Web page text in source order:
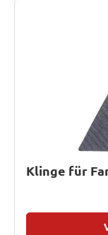
Klinge für